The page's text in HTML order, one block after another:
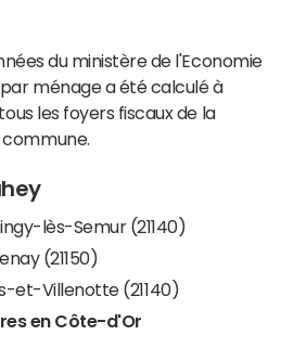
du ministère de l'Economie
ménage a été calculé à
les foyers fiscaux de la
lès-Semur (21140)
(21150)
et-Villenotte (21140)
en Côte-d'Or